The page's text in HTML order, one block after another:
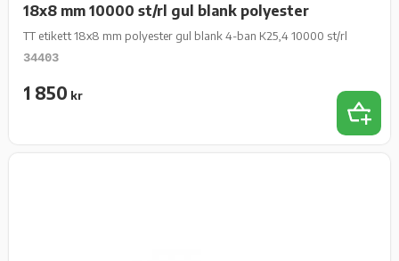
18x8 mm 10000 st/rl gul blank polyester
TT etikett 18x8 mm polyester gul blank 4-ban K25,4 10000 st/rl
34403
1 850 kr
Add